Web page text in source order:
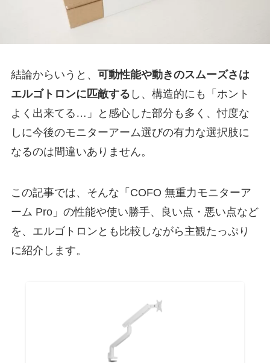
結論からいうと、 可動性能や動きのスムーズさは
エルゴトロンに匹敵する し、構造的にも「ホント
よく出来てる…」と感心した部分も多く、忖度な
しに今後のモニターアーム選びの有力な選択肢に
なるのは間違いありません。
この記事では、そんな「COFO 無重力モニターア
ーム Pro」の性能や使い勝手、良い点・悪い点など
を、エルゴトロンとも比較しながら主観たっぷり
に紹介します。